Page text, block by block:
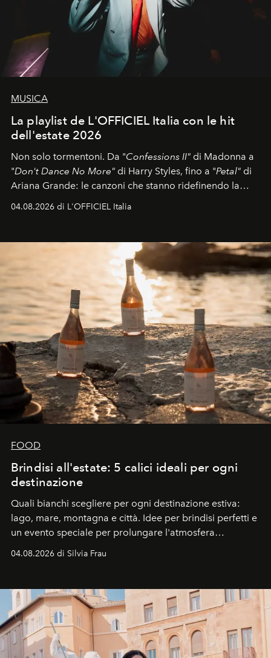
MUSICA
La playlist de L'OFFICIEL Italia con le hit
dell'estate 2026
Non solo tormentoni. Da "Confessions II" di Madonna a
"Don't Dance No More" di Harry Styles, fino a "Petal" di
Ariana Grande: le canzoni che stanno ridefinendo la
colonna sonora della stagione.
04.08.2026 di L'OFFICIEL Italia
FOOD
Brindisi all'estate: 5 calici ideali per ogni
destinazione
Quali bianchi scegliere per ogni destinazione estiva:
lago, mare, montagna e città. Idee per brindisi perfetti e
un evento speciale per prolungare l'atmosfera
04.08.2026 di Silvia Frau